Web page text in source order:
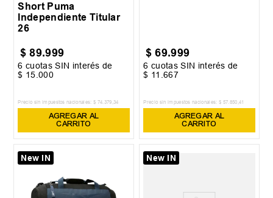
Short Puma
Independiente Titular
26
$ 89.999
6 cuotas SIN interés de
$ 15 .000
Precio sin impuestos nacionales: $ 74.379 ,34
AGREGAR AL
CARRITO
$ 69.999
6 cuotas SIN interés de
$ 11 .667
Precio sin impuestos nacionales: $ 57.850 ,41
AGREGAR AL
CARRITO
New IN New IN